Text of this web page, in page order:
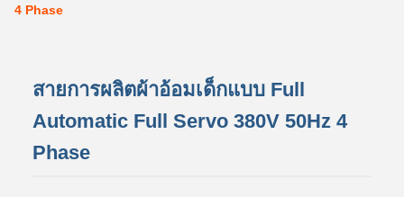
4 Phase
สายการผลิตผ้าอ้อมเด็กแบบ Full
Automatic Full Servo 380V 50Hz 4
Phase